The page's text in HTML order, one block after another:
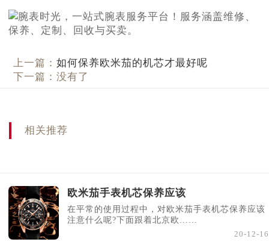
上一篇：如何保养欧米茄的机芯才最好呢
下一篇：没有了
相关推荐
欧米茄手表机芯保养应该
在平常的使用过程中，对欧米茄手表机芯保养应该
注意什么呢?下面跟着北京欧......
20-12-16